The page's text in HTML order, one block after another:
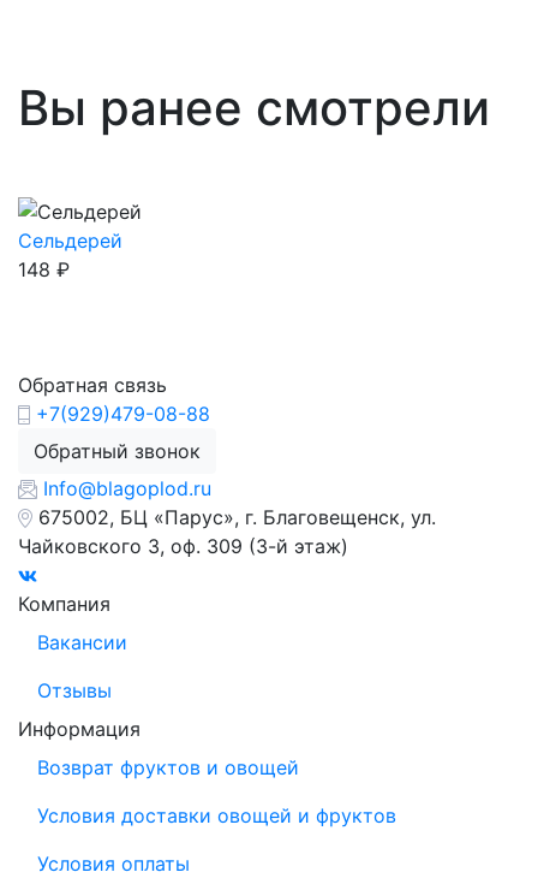
Вы ранее смотрели
Сельдерей
148 ₽
Обратная связь
+7(929)479-08-88
Обратный звонок
Info@blagoplod.ru
675002, БЦ «Парус», г. Благовещенск, ул.
Чайковского 3, оф. 309 (3-й этаж)
Компания
Вакансии
Отзывы
Информация
Возврат фруктов и овощей
Условия доставки овощей и фруктов
Условия оплаты